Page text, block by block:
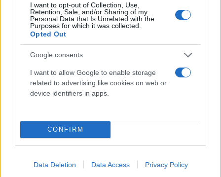
I want to opt-out of Collection, Use,
Retention, Sale, and/or Sharing of my
Personal Data that Is Unrelated with the
Purposes for which it was collected.
Opted Out
Google consents
I want to allow Google to enable storage
related to advertising like cookies on web or
device identifiers in apps.
CONFIRM
Data Deletion Data Access Privacy Policy